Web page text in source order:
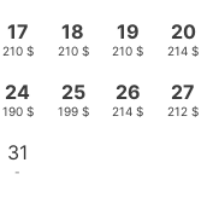
17
210 $
18
210 $
19
210 $
20
214 $
24
190 $
25
199 $
26
214 $
27
212 $
31
-